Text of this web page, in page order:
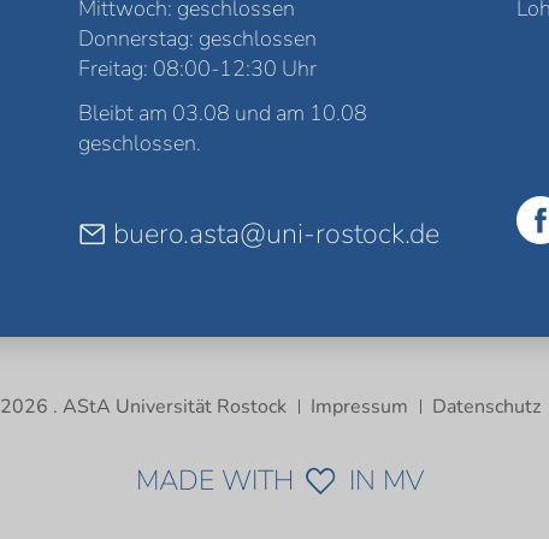
Mittwoch: geschlossen
Donnerstag: geschlossen
Freitag: 08:00-12:30 Uhr
Bleibt am 03.08 und am 10.08
geschlossen.
buero.asta@uni-rostock.de
2026 . AStA Universität Rostock Impressum Datenschutz
MADE WITH IN MV